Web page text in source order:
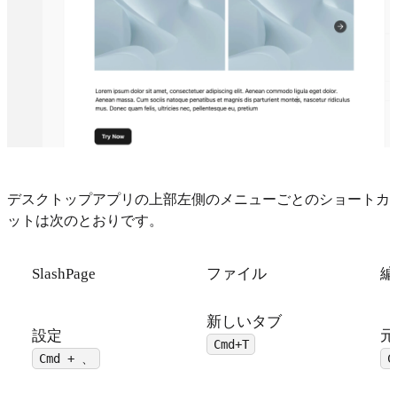
デスクトップアプリの上部左側のメニューごとのショートカ
ットは次のとおりです。
SlashPage ファイル
設定
Cmd + 、
新しいタブ
Cmd+T